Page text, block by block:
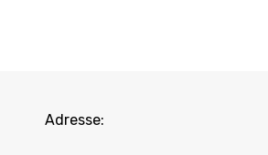
Adresse: